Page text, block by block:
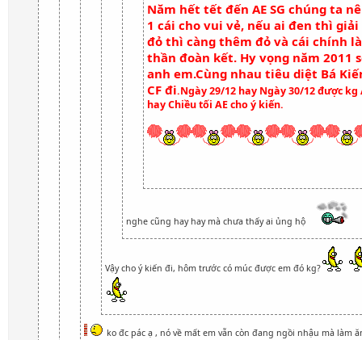
Năm hết tết đến AE SG chúng ta
1 cái cho vui vẻ, nếu ai đen thì giải
đỏ thì càng thêm đỏ và cái chính
thần đoàn kết. Hy vọng năm 2011
anh em.Cùng nhau tiêu diệt Bá
CF đi.Ngày 29/12 hay Ngày 30/12 được kg
hay Chiều tối AE cho ý kiến.
nghe cũng hay hay mà chưa thấy ai ủng hộ
Vậy cho ý kiến đi, hôm trước có múc được em đó kg?
ko đc pác ạ , nó về mất em vẫn còn đang ngồi nhậu mà làm